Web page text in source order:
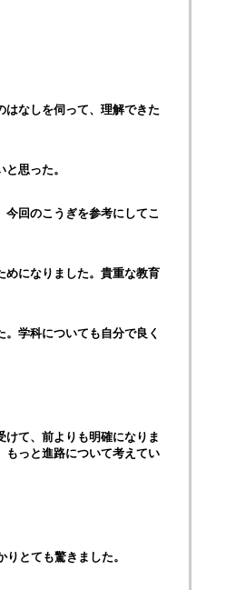
なしを伺って、理解できた
思った。
回のこうぎを参考にしてこ
めになりました。貴重な教育
学科についても自分で良く
て、前よりも明確になりま
もっと進路について考えてい
とても驚きました。